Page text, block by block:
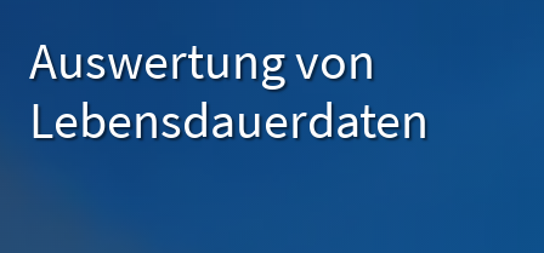
Auswertung von
Lebensdauerdaten